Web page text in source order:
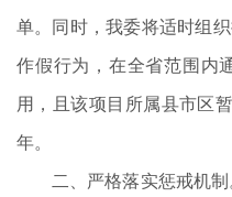
单。同时，我委将适时组
作假行为，在全省范围内
用，且该项目所属县市区
年。
二、严格落实惩戒机制